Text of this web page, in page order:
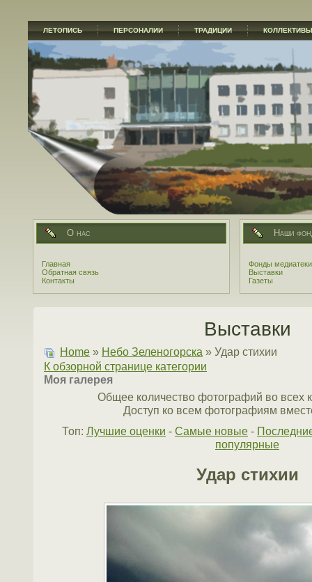
ЛЕТОПИСЬ ПЕРСОНАЛИИ ТРАДИЦИИ КОЛЛЕКТИВЫ
О нас
Главная
Обратная связь
Контакты
Наши
Фонды медиатеки
Выставки
Газеты
Выставки
Home » Небо Зеленогорска » Удар стихии
К обзорной странице категории
Моя галерея
Общее количество фотографий во всех
Доступ ко всем фотографиям
Топ: Лучшие оценки - Самые новые -
популярные
Удар стихии